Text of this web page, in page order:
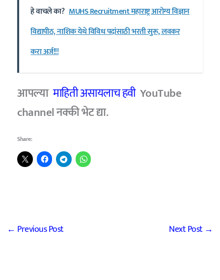
हे वाचले का? MUHS Recruitment महाराष्ट्र आरोग्य विज्ञान
विद्यापीठ, नाशिक येथे विविध पदांसाठी भरती सुरू, लवकर
करा अर्ज!!!
आपल्यामाहिती असायलाच हवी YouTube
channel नक्की भेट द्या.
Share:
← Previous Post Next Post →